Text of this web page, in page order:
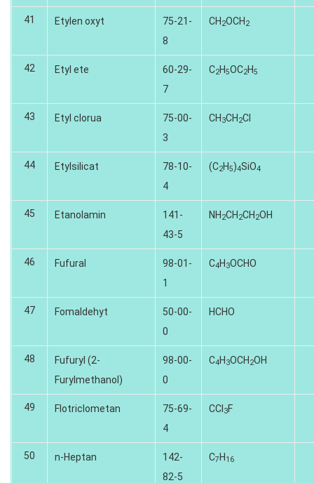
41 Etylen oxyt
75-21-
8
CH2OCH2
42 Etyl ete
60-29-
7
C2H5OC2H5
43 Etyl clorua
75-00-
3
CH3CH2CI
44 Etylsilicat
78-10-
4
(C2H5)4SiO4
45 Etanolamin
141-
43-5
NH2CH2CH2OH
46 Fufural
98-01-
1
C4H3OCHO
47 Fomaldehyt
50-00-
0
HCHO
48
Fufuryl (2-
Furylmethanol)
98-00-
0
C4H3OCH2OH
49 Flotriclometan
75-69-
4
CCI3F
50 n-Heptan
142-
82-5
C7H16